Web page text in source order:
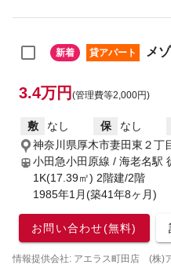
新着 貸アパート メ
3.4万円 (管理費等2,000円)
敷 なし 保 なし
神奈川県厚木市妻田東２丁
小田急小田原線 / 海老名駅
1K(17.39㎡) 2階建/2階
1985年1月(築41年8ヶ月)
お問い合わせ(無料)
情報提供会社: アエラス町田店 (株)